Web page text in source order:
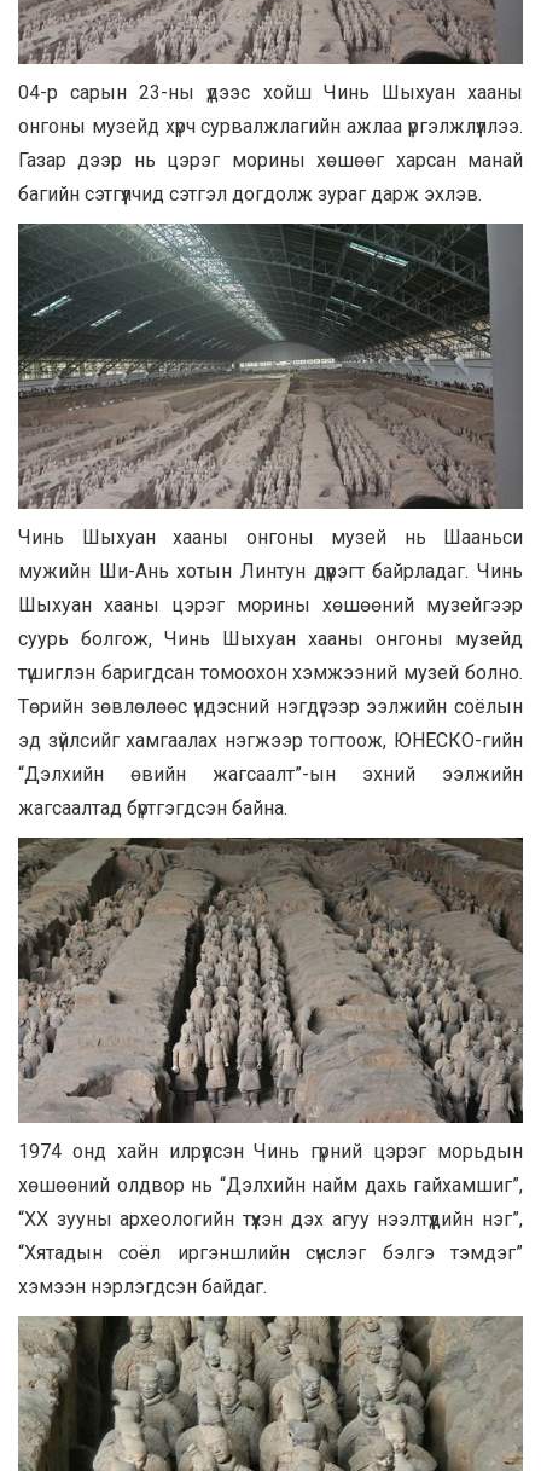
04-р сарын 23-ны үдээс хойш Чинь Шыхуан хааны
онгоны музейд хүрч сурвалжлагийн ажлаа үргэлжлүүллээ.
Газар дээр нь цэрэг морины хөшөөг харсан манай
багийн сэтгүүлчид сэтгэл догдолж зураг дарж эхлэв.
Чинь Шыхуан хааны онгоны музей нь Шааньси
мужийн Ши-Ань хотын Линтун дүүрэгт байрладаг. Чинь
Шыхуан хааны цэрэг морины хөшөөний музейгээр
суурь болгож, Чинь Шыхуан хааны онгоны музейд
түшиглэн баригдсан томоохон хэмжээний музей болно.
Төрийн зөвлөлөөс үндэсний нэгдүгээр ээлжийн соёлын
эд зүйлсийг хамгаалах нэгжээр тогтоож, ЮНЕСКО-гийн
“Дэлхийн өвийн жагсаалт”-ын эхний ээлжийн
жагсаалтад бүртгэгдсэн байна.
1974 онд хайн илрүүлсэн Чинь гүрний цэрэг морьдын
хөшөөний олдвор нь “Дэлхийн найм дахь гайхамшиг”,
“ХХ зууны археологийн түүхэн дэх агуу нээлтүүдийн нэг”,
“Хятадын соёл иргэншлийн сүнслэг бэлгэ тэмдэг”
хэмээн нэрлэгдсэн байдаг.